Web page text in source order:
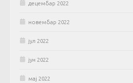
децембар 2022
новембар 2022
јул 2022
јун 2022
мај 2022